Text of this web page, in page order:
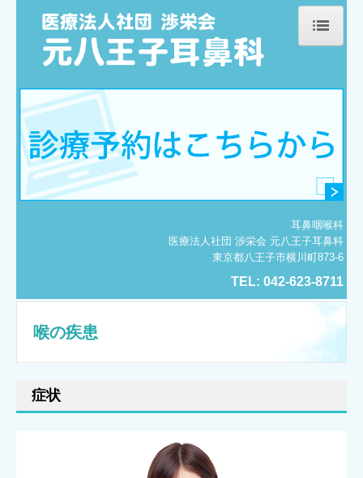
ホーム
院長紹介
診療のご案内
鼻の疾患
耳鼻咽喉科
医療法人社団 渉栄会 元八王子耳鼻科
東京都八王子市横川町873-6
TEL: 042-623-8711
喉の疾患
症状